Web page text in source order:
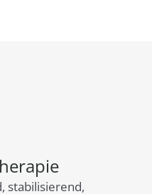
stabilisierend,